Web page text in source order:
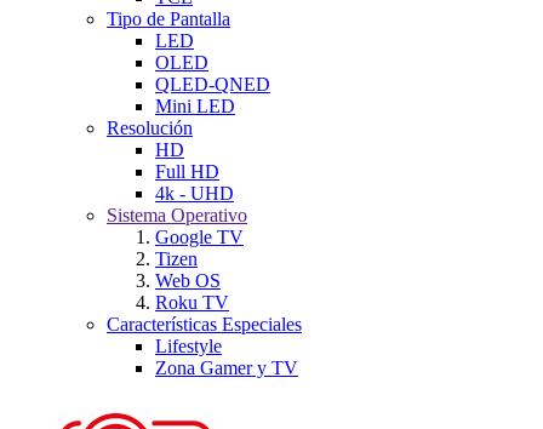
Tipo de Pantalla
LED
OLED
QLED-QNED
Mini LED
Resolución
HD
Full HD
4k - UHD
Sistema Operativo
Google TV
Tizen
Web OS
Roku TV
Características Especiales
Lifestyle
Zona Gamer y TV